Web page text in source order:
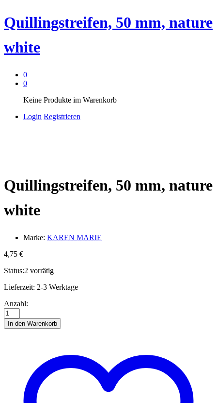
Quillingstreifen, 50 mm, nature
white
0
0
Keine Produkte im Warenkorb
Login Registrieren
Quillingstreifen, 50 mm, nature
white
Marke: KAREN MARIE
4,75 €
Status:2 vorrätig
Lieferzeit: 2-3 Werktage
Quillingstreifen,
50
mm,
nature
Anzahl:
In den Warenkorb